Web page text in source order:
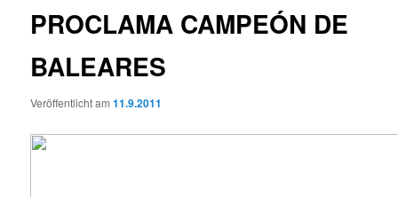
PROCLAMA CAMPEÓN DE
BALEARES
Veröffentlicht am11.9.2011